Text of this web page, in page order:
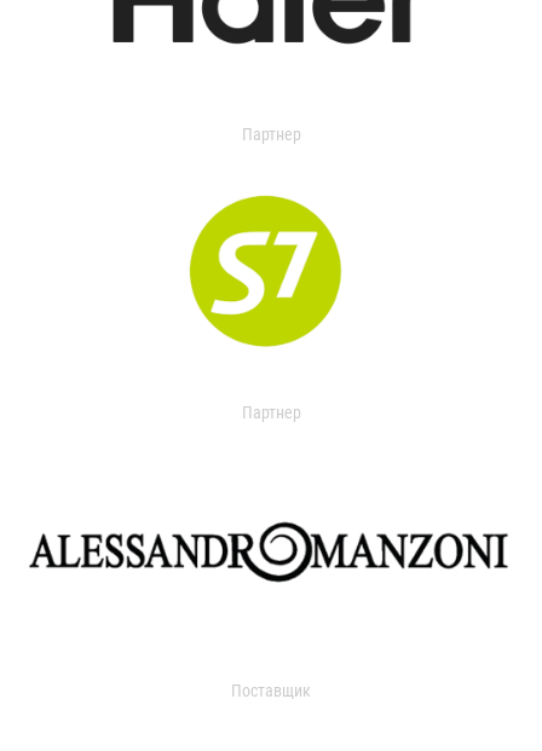
Партнер
Партнер
Поставщик